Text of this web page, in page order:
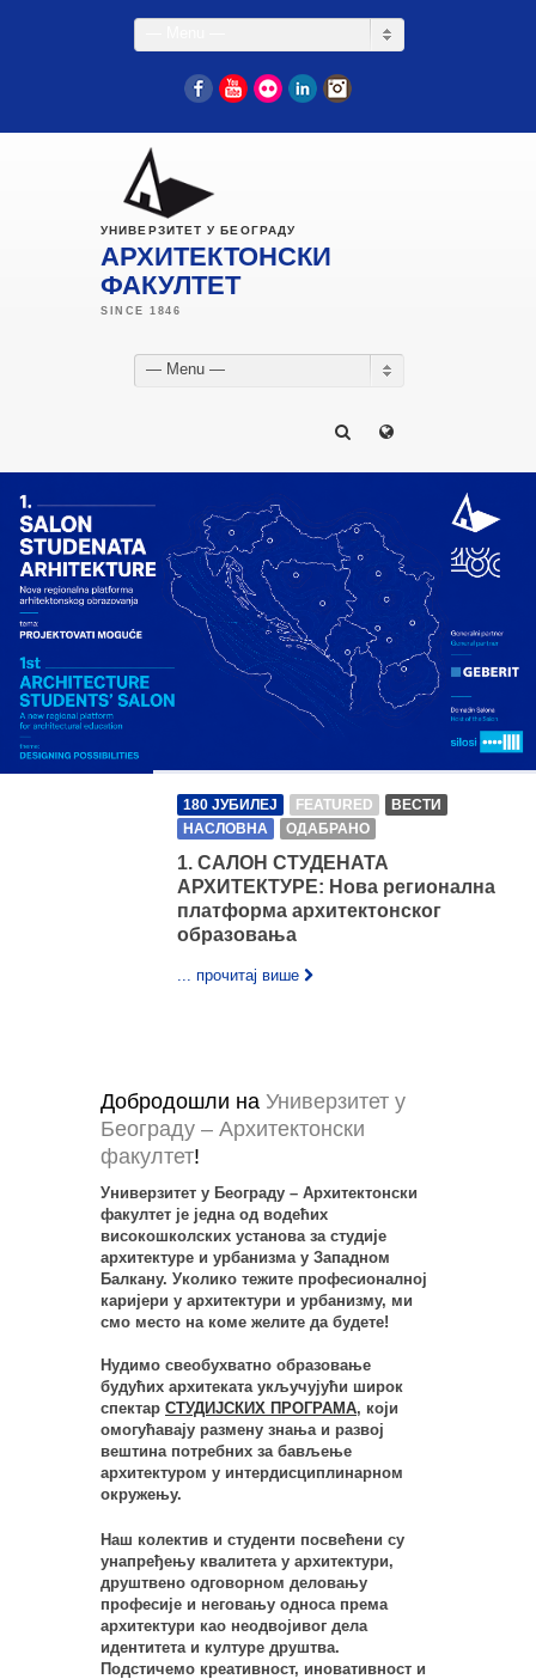
FacebookYouTube
Flickr LinkedIn
УНИВЕРЗИТЕТ У БЕОГРАДУ
АРХИТЕКТОНСКИ
ФАКУЛТЕТ
— Menu —
180 ЈУБИЛЕЈ
НАСЛОВНА
ОДАБРАНО
ЈАВНИ СТУДЕНТСКИ КОНКУРС ЗА
ИДЕЈНО РЕШЕЊЕ ПРОСТОРНОГ
ПРОТОТИПА / ЕЛЕМЕНТА
МОБИЛИЈАРА
Добродошли на Универзитет у
Београду – Архитектонски
факултет!
Универзитет у Београду – Архитектонски
факултет је једна од водећих
високошколских установа за студије
архитектуре и урбанизма у Западном
Балкану. Уколико тежите професионалној
каријери у архитектури и урбанизму, ми
смо место на коме желите да будете!
Нудимо свеобухватно образовање
будућих архитеката укључујући широк
спектар СТУДИЈСКИХ ПРОГРАМА, који
омогућавају размену знања и развој
вештина потребних за бављење
архитектуром у интердисциплинарном
окружењу.
Наш колектив и студенти посвећени су
унапређењу квалитета у архитектури,
друштвено одговорном деловању
професије и неговању односа према
архитектури као неодвојивог дела
идентитета и културе друштва.
Подстичемо креативност, иновативност и